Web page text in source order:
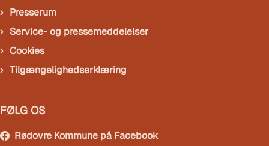
Presserum
Service- og pressemeddelelser
Cookies
Tilgængelighedserklæring
FØLG OS
Rødovre Kommune på Facebook